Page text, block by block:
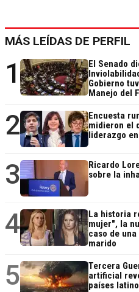
MÁS LEÍDAS DE PERFIL
1
El Senado
Gobierno
Manejo del
2
Encuesta
midieron el
liderazgo
3
Ricardo
sobre la
4
La historia
mujer", la
caso de
marido
5
Tercera
artificial
países